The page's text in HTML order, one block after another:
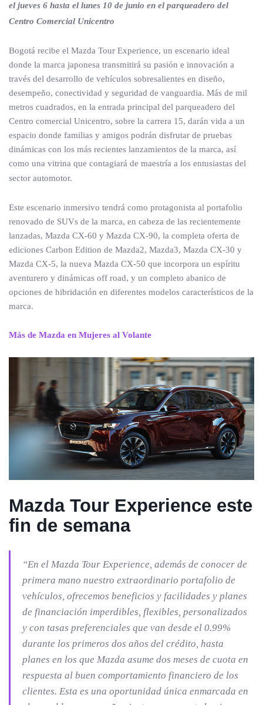
el jueves 6 hasta el lunes 10 de junio en el parqueadero del
Centro Comercial Unicentro
Bogotá recibe el Mazda Tour Experience, un escenario ideal
donde la marca japonesa transmitirá su pasión e innovación a
través del desarrollo de vehículos sobresalientes en diseño,
desempeño, conectividad y seguridad de vanguardia. Más de mil
metros cuadrados, en la entrada principal del parqueadero del
Centro comercial Unicentro, sobre la carrera 15, darán vida a un
espacio donde familias y amigos podrán disfrutar de pruebas
dinámicas con los más recientes lanzamientos de la marca, así
como una vitrina que contagiará de maestría a los entusiastas del
sector automotor.
Este escenario inmersivo tendrá como protagonista al portafolio
renovado de SUVs de la marca, en cabeza de las recientemente
lanzadas, Mazda CX-60 y Mazda CX-90, la completa oferta de
ediciones Carbon Edition de Mazda2, Mazda3, Mazda CX-30 y
Mazda CX-5, la nueva Mazda CX-50 que incorpora un espíritu
aventurero y dinámicas off road, y un completo abanico de
opciones de hibridación en diferentes modelos característicos de la
marca.
Más de Mazda en Mujeres al Volante
Mazda Tour Experience este
fin de semana
“En el Mazda Tour Experience, además de conocer de
primera mano nuestro extraordinario portafolio de
vehículos, ofrecemos beneficios y facilidades y planes
de financiación imperdibles, flexibles, personalizados
y con tasas preferenciales que van desde el 0.99%
durante los primeros dos años del crédito, hasta
planes en los que Mazda asume dos meses de cuota en
respuesta al buen comportamiento financiero de los
clientes. Esta es una oportunidad única enmarcada en